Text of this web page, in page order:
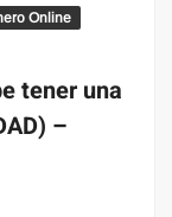
Online
tener una
–